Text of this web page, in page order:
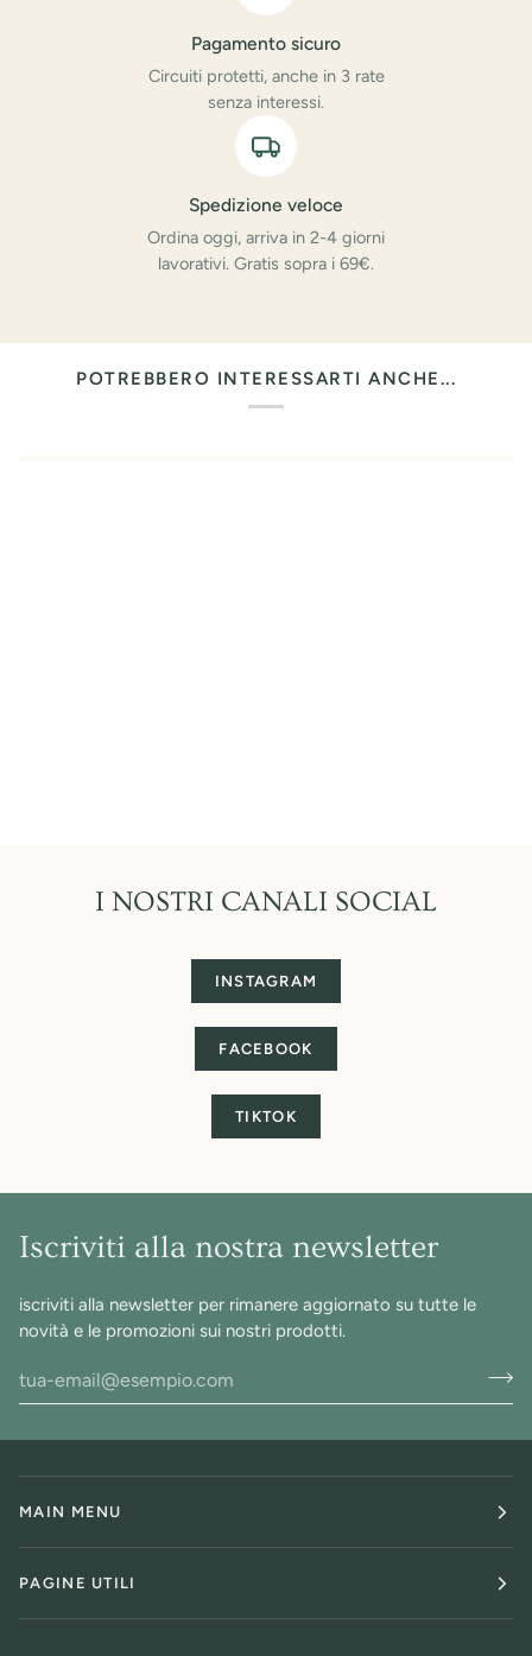
Pagamento sicuro
Circuiti protetti, anche in 3 rate
senza interessi.
Spedizione veloce
Ordina oggi, arriva in 2-4 giorni
lavorativi. Gratis sopra i 69€.
POTREBBERO INTERESSARTI ANCHE...
I NOSTRI CANALI SOCIAL
INSTAGRAM
FACEBOOK
TIKTOK
Iscriviti alla nostra newsletter
iscriviti alla newsletter per rimanere aggiornato su tutte le
novità e le promozioni sui nostri prodotti.
MAIN MENU
PAGINE UTILI